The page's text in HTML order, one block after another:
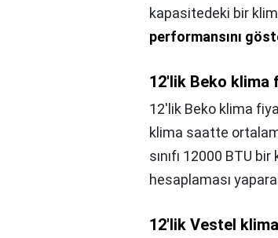
kapasitedeki bir
performansını
12'lik Beko klima
12'lik Beko klima
klima saatte
sınıfı 12000 BTU
hesaplaması
12'lik Vestel